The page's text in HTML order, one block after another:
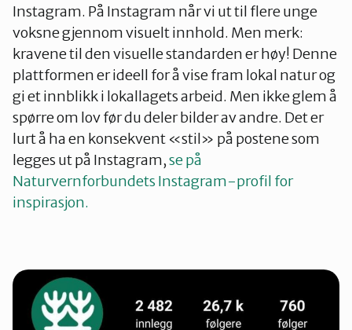
Instagram. På Instagram når vi ut til flere unge
voksne gjennom visuelt innhold. Men merk:
kravene til den visuelle standarden er høy! Denne
plattformen er ideell for å vise fram lokal natur og
gi et innblikk i lokallagets arbeid. Men ikke glem å
spørre om lov før du deler bilder av andre. Det er
lurt å ha en konsekvent «stil» på postene som
legges ut på Instagram,se på
Naturvernforbundets Instagram-profil for
inspirasjon.